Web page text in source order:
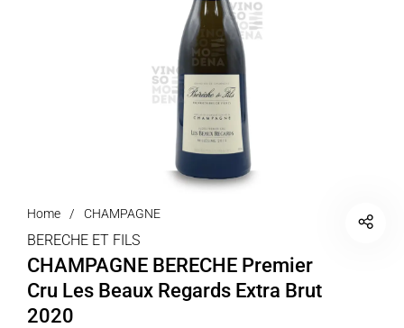
Home / CHAMPAGNE
BERECHE ET FILS
CHAMPAGNE BERECHE Premier
Cru Les Beaux Regards Extra Brut
2020